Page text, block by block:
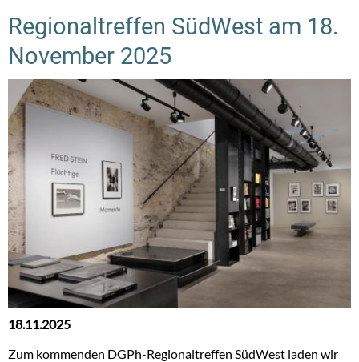
Regionaltreffen SüdWest am 18.
November 2025
18.11.2025
Zum kommenden DGPh-Regionaltreffen SüdWest laden wir